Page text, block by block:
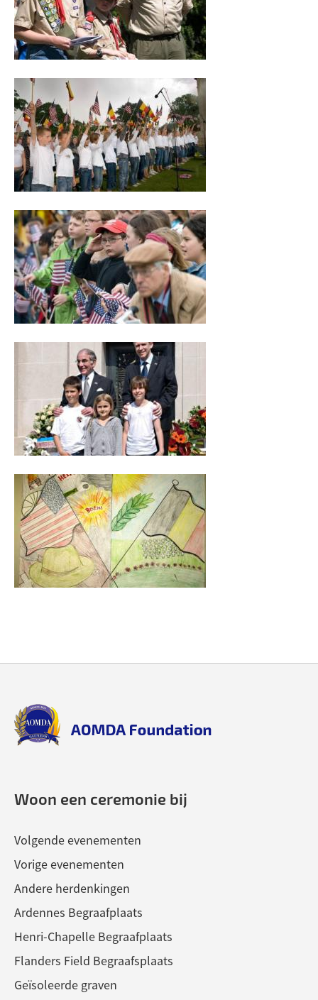
top
aomda_logo.png
Woon een ceremonie bij
Volgende evenementen
Vorige evenementen
Andere herdenkingen
Ardennes Begraafplaats
Henri-Chapelle Begraafplaats
Flanders Field Begraafsplaats
Geïsoleerde graven